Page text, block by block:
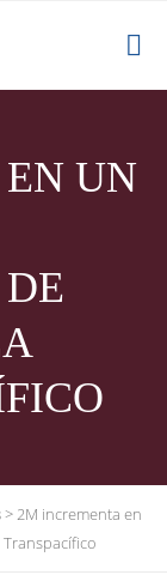
UN
>2M incrementa en